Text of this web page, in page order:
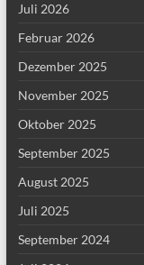
Juli 2026
Februar 2026
Dezember 2025
November 2025
Oktober 2025
September 2025
August 2025
Juli 2025
September 2024